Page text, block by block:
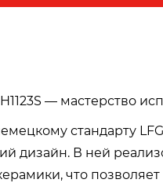
— мастерство
стандарту
дизайн. В ней
что